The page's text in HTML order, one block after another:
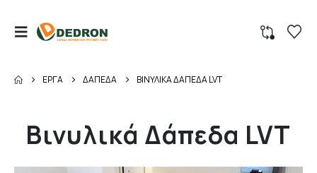
ΈΡΓΑ ΔΆΠΕΔΑ ΒΙΝΥΛΙΚΆ ΔΆΠΕΔΑ LVT
Βινυλικά Δάπεδα LVT